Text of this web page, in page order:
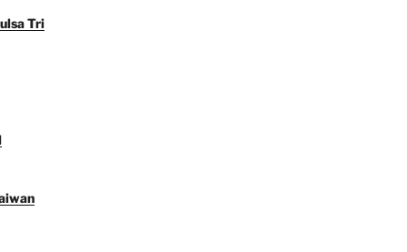
Tri